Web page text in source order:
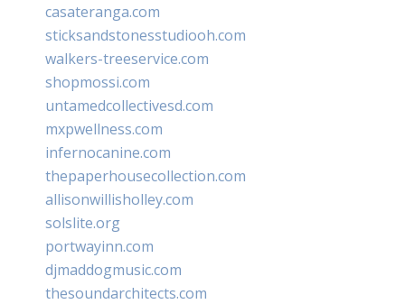
casateranga.com
sticksandstonesstudiooh.com
walkers-treeservice.com
shopmossi.com
untamedcollectivesd.com
mxpwellness.com
infernocanine.com
thepaperhousecollection.com
allisonwillisholley.com
solslite.org
portwayinn.com
djmaddogmusic.com
thesoundarchitects.com